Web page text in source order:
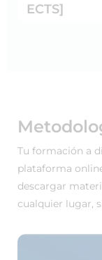
ECTS]
Tu formación a
plataforma
descargar
cualquier lugar,